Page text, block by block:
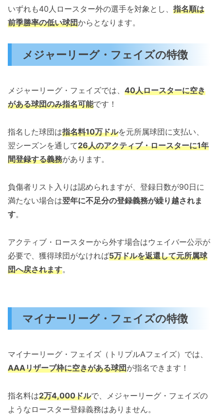
いずれも40人ロースター外の選手を対象とし、 指名順は
前季勝率の低い球団からとなります。
メジャーリーグ・フェイズの特徴
メジャーリーグ・フェイズでは、 40人ロースターに空き
がある球団のみ指名可能です！
指名した球団は指名料10万ドルを元所属球団に支払い、
翌シーズンを通して26人のアクティブ・ロースターに1年
間登録する義務があります。
負傷者リスト入りは認められますが、登録日数が90日に
満たない場合は翌年に不足分の登録義務が繰り越されま
す。
アクティブ・ロースターから外す場合はウェイバー公示が
必要で、獲得球団がなければ5万ドルを返還して元所属球
団へ戻されます。
マイナーリーグ・フェイズの特徴
マイナーリーグ・フェイズ（トリプルAフェイズ）では、
AAAリザーブ枠に空きがある球団が指名できます！
指名料は2万4,000ドルで、メジャーリーグ・フェイズの
ようなロースター登録義務はありません。